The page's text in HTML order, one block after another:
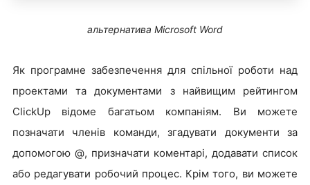
альтернатива Microsoft Word
Як програмне забезпечення для спільної роботи над
проектами та документами з найвищим рейтингом
ClickUp відоме багатьом компаніям. Ви можете
позначати членів команди, згадувати документи за
допомогою @, призначати коментарі, додавати список
або редагувати робочий процес. Крім того, ви можете